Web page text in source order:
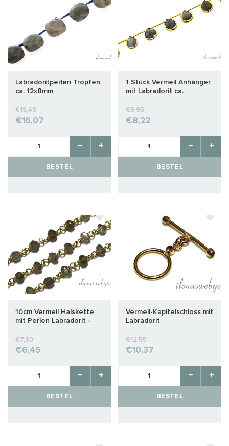
Labradoritperlen Tropfen
ca. 12x8mm
€19,45
€16,07
BESTEL
1 Stück Vermeil Anhänger
mit Labradorit ca.
€9,95
€8,22
BESTEL
10cm Vermeil Halskette
mit Perlen Labradorit -
€7,80
€6,45
BESTEL
Vermeil-Kapitelschloss mit
Labradorit
€12,55
€10,37
BESTEL